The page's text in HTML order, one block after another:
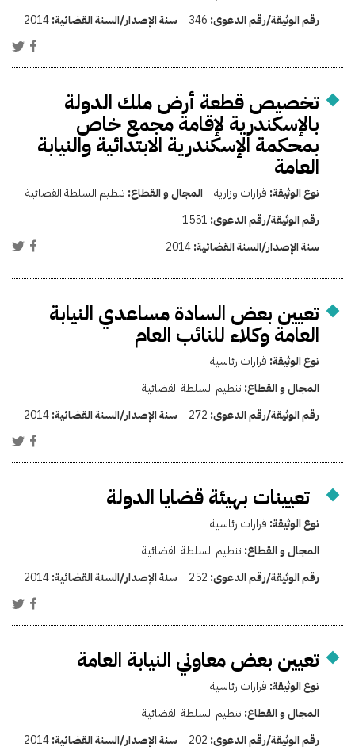
رقم الوثيقة/رقم الدعوى: 346 سنة الإصدار/السنة القضائية:2014
تخصيص قطعة أرض ملك الدولة
بالإسكندرية لإقامة مجمع خاص
بمحكمة الإسكندرية الابتدائية والنيابة
العامة
نوع الوثيقة: قرارات وزارية المجال و القطاع: تنظيم السلطة القضائية
رقم الوثيقة/رقم الدعوى: 1551
سنة الإصدار/السنة القضائية:2014
تعيين بعض السادة مساعدي النيابة
العامة وكلاء للنائب العام
نوع الوثيقة: قرارات رئاسية
المجال و القطاع: تنظيم السلطة القضائية
رقم الوثيقة/رقم الدعوى: 272 سنة الإصدار/السنة القضائية:2014
تعيينات بهيئة قضايا الدولة
نوع الوثيقة: قرارات رئاسية
المجال و القطاع: تنظيم السلطة القضائية
رقم الوثيقة/رقم الدعوى: 252 سنة الإصدار/السنة القضائية:2014
تعيين بعض معاوني النيابة العامة
نوع الوثيقة: قرارات رئاسية
المجال و القطاع: تنظيم السلطة القضائية
رقم الوثيقة/رقم الدعوى: 202 سنة الإصدار/السنة القضائية:2014